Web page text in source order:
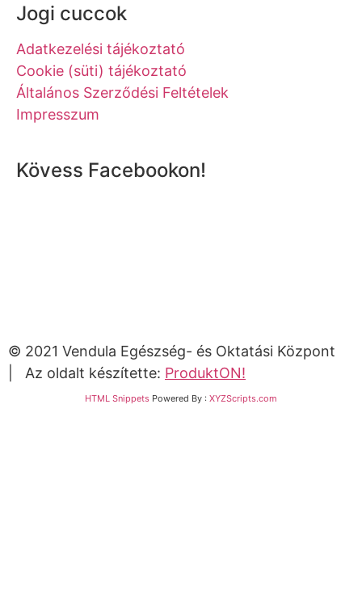
Jogi cuccok
Adatkezelési tájékoztató
Cookie (süti) tájékoztató
Általános Szerződési Feltételek
Impresszum
Kövess Facebookon!
© 2021 Vendula Egészség- és Oktatási Központ
| Az oldalt készítette: ProduktON!
HTML Snippets Powered By : XYZScripts.com